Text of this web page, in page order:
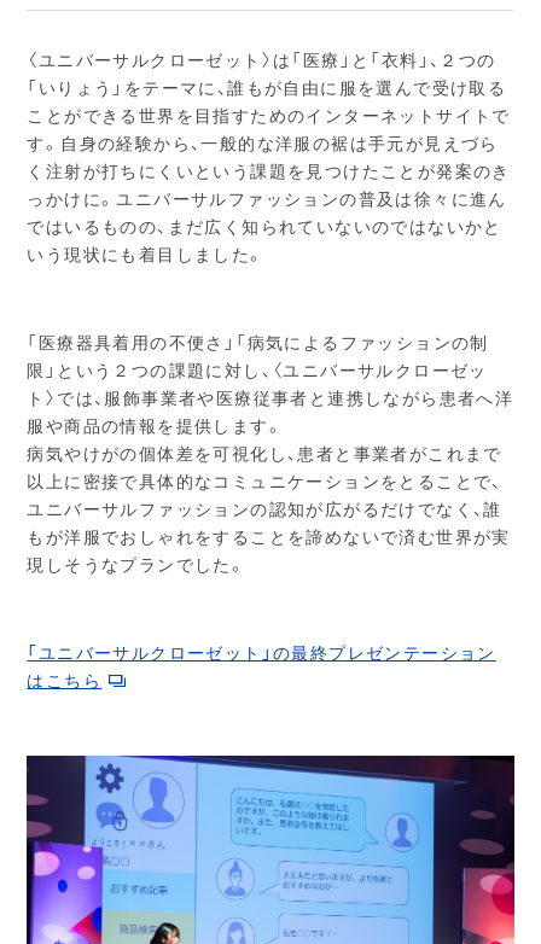
〈ユニバーサルクローゼット〉は「医療」と「衣料」、２つの
「いりょう」をテーマに、誰もが自由に服を選んで受け取る
ことができる世界を目指すためのインターネットサイトで
す。自身の経験から、一般的な洋服の裾は手元が見えづら
く注射が打ちにくいという課題を見つけたことが発案のき
っかけに。ユニバーサルファッションの普及は徐々に進ん
ではいるものの、まだ広く知られていないのではないかと
いう現状にも着目しました。
「医療器具着用の不便さ」「病気によるファッションの制
限」という２つの課題に対し、〈ユニバーサルクローゼッ
ト〉では、服飾事業者や医療従事者と連携しながら患者へ洋
服や商品の情報を提供します。
病気やけがの個体差を可視化し、患者と事業者がこれまで
以上に密接で具体的なコミュニケーションをとることで、
ユニバーサルファッションの認知が広がるだけでなく、誰
もが洋服でおしゃれをすることを諦めないで済む世界が実
現しそうなプランでした。
「ユニバーサルクローゼット」の最終プレゼンテーション
はこちら